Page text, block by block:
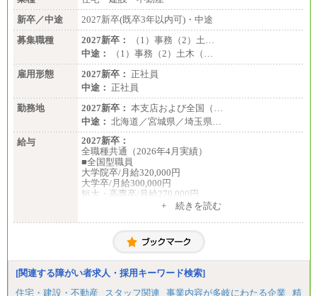
新卒／中途
2027新卒(既卒3年以内可)・中途
募集職種
2027新卒：
（1）事務（2）土…
中途：
（1）事務（2）土木（…
雇用形態
2027新卒： 正社員
中途： 正社員
勤務地
2027新卒： 本支店および全国（…
中途： 北海道／宮城県／埼玉県…
給与
2027新卒：
全職種共通（2026年4月実績）
■全国型職員
大学院卒/月給320,000円
大学卒/月給300,000円
短大・高専卒/月給270,000円
大学院卒/月給256,000円～288,000円
大学卒/月給240,000円～270,000円
短大・高専卒/月給216,000円～243,000円
■特定職員※
大学院卒/月給234,000円～263,000円
大学卒/月給219,000円～246,000円
+ 続きを読む
[関連する障がい者求人・採用キーワード検索]
住宅・建設・不動産
スタッフ関連 事業内容が多岐にわたる企業
精